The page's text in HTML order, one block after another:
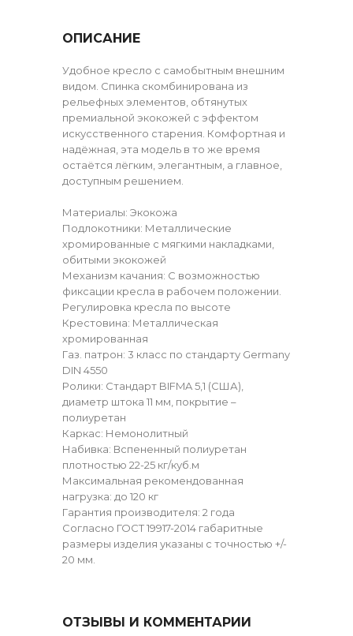
ОПИСАНИЕ
Удобное кресло с самобытным внешним
видом. Спинка скомбинирована из
рельефных элементов, обтянутых
премиальной экокожей с эффектом
искусственного старения. Комфортная и
надёжная, эта модель в то же время
остаётся лёгким, элегантным, а главное,
доступным решением.
Материалы: Экокожа
Подлокотники: Металлические
хромированные с мягкими накладками,
обитыми экокожей
Механизм качания: С возможностью
фиксации кресла в рабочем положении.
Регулировка кресла по высоте
Крестовина: Металлическая
хромированная
Газ. патрон: 3 класс по стандарту Germany
DIN 4550
Ролики: Стандарт BIFMA 5,1 (США),
диаметр штока 11 мм, покрытие –
полиуретан
Каркас: Немонолитный
Набивка: Вспененный полиуретан
плотностью 22-25 кг/куб.м
Максимальная рекомендованная
нагрузка: до 120 кг
Гарантия производителя: 2 года
Согласно ГОСТ 19917-2014 габаритные
размеры изделия указаны с точностью +/-
20 мм.
ОТЗЫВЫ И КОММЕНТАРИИ